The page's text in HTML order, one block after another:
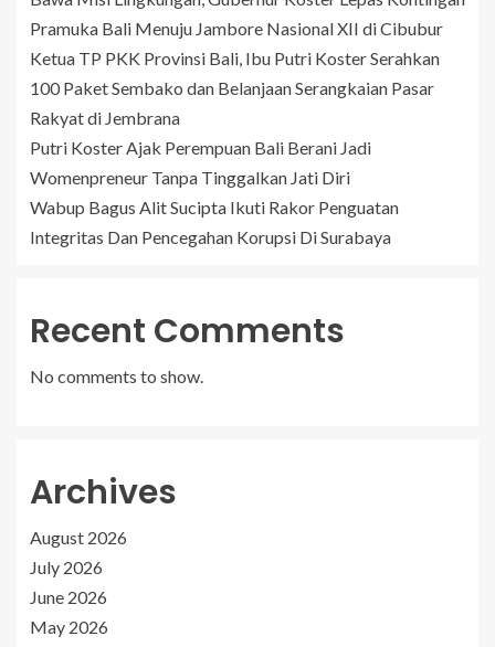
Pramuka Bali Menuju Jambore Nasional XII di Cibubur
Ketua TP PKK Provinsi Bali, Ibu Putri Koster Serahkan
100 Paket Sembako dan Belanjaan Serangkaian Pasar
Rakyat di Jembrana
Putri Koster Ajak Perempuan Bali Berani Jadi
Womenpreneur Tanpa Tinggalkan Jati Diri
Wabup Bagus Alit Sucipta Ikuti Rakor Penguatan
Integritas Dan Pencegahan Korupsi Di Surabaya
Recent Comments
No comments to show.
Archives
August 2026
July 2026
June 2026
May 2026